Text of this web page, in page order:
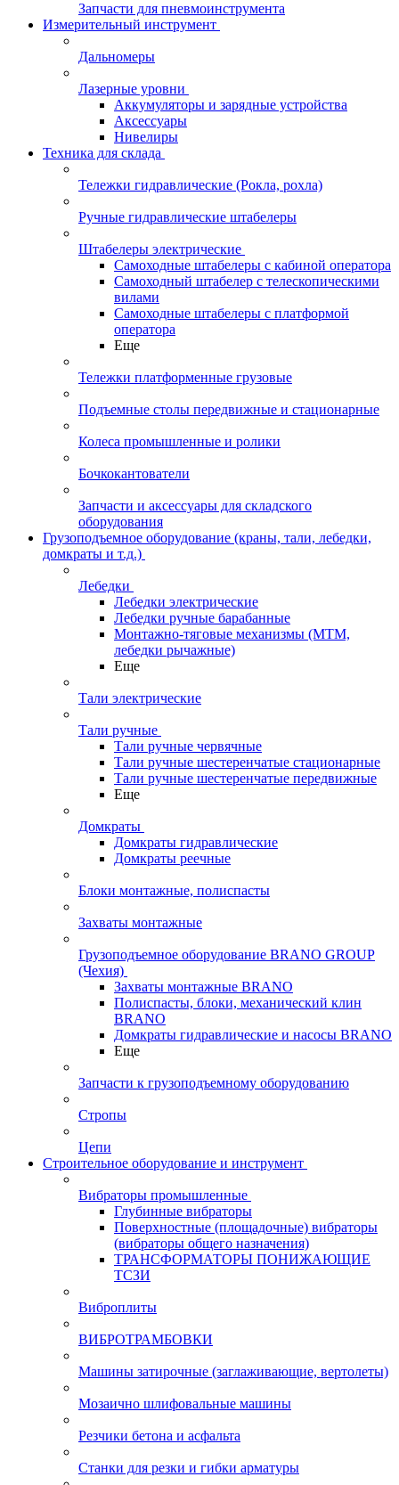
Запчасти для пневмоинструмента
Измерительный инструмент
Дальномеры
Лазерные уровни
Аккумуляторы и зарядные устройства
Аксессуары
Нивелиры
Техника для склада
Тележки гидравлические (Рокла, рохла)
Ручные гидравлические штабелеры
Штабелеры электрические
Самоходные штабелеры с кабиной оператора
Самоходный штабелер с телескопическими
вилами
Самоходные штабелеры с платформой
оператора
Еще
Тележки платформенные грузовые
Подъемные столы передвижные и стационарные
Колеса промышленные и ролики
Бочкокантователи
Запчасти и аксессуары для складского
оборудования
Грузоподъемное оборудование (краны, тали, лебедки,
домкраты и т.д.)
Лебедки
Лебедки электрические
Лебедки ручные барабанные
Монтажно-тяговые механизмы (МТМ,
лебедки рычажные)
Еще
Тали электрические
Тали ручные
Тали ручные червячные
Тали ручные шестеренчатые стационарные
Тали ручные шестеренчатые передвижные
Еще
Домкраты
Домкраты гидравлические
Домкраты реечные
Блоки монтажные, полиспасты
Захваты монтажные
Грузоподъемное оборудование BRANO GROUP
(Чехия)
Захваты монтажные BRANO
Полиспасты, блоки, механический клин
BRANO
Домкраты гидравлические и насосы BRANO
Еще
Запчасти к грузоподъемному оборудованию
Стропы
Цепи
Строительное оборудование и инструмент
Вибраторы промышленные
Глубинные вибраторы
Поверхностные (площадочные) вибраторы
(вибраторы общего назначения)
ТРАНСФОРМАТОРЫ ПОНИЖАЮЩИЕ
ТСЗИ
Виброплиты
ВИБРОТРАМБОВКИ
Машины затирочные (заглаживающие, вертолеты)
Мозаично шлифовальные машины
Резчики бетона и асфальта
Станки для резки и гибки арматуры